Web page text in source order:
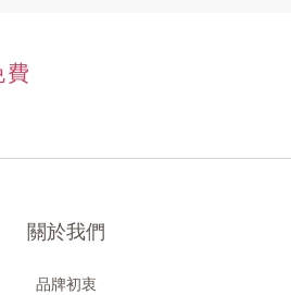
關於我們
品牌初衷